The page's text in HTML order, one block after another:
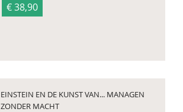
€ 38,90
EINSTEIN EN DE KUNST VAN... MANAGEN
ZONDER MACHT